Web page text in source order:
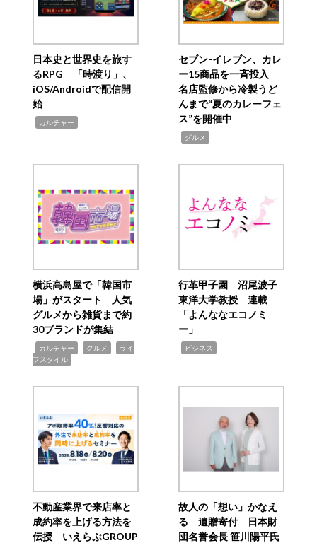
日本史と世界史を旅す
るRPG 「時渡り」、
iOS/Androidで配信開
始
カルチャー
セブン‐イレブン、カレ
ー15商品を一斉投入
名店監修から冷製うど
んまで“夏のカレーフェ
ス”を開催中
グルメ
横浜高島屋で「韓国市
場」がスタート 人気
グルメから雑貨まで約
30ブランドが集結
カルチャー グルメ
ライ
フスタイル
行革甲子園 沼尾波子
東洋大学教授 連載
「よんななエコノミ
ー」
ビジネス
不動産業界で来店率と
成約率を上げる方法を
伝授 いえらぶGROUP
故人の「想い」かなえ
る 遺贈寄付 日本財
団名誉会長 笹川陽平氏